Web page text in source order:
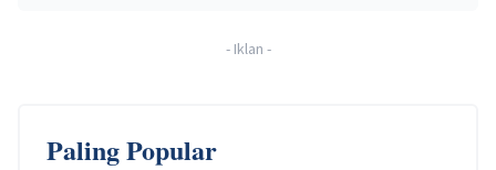
- Iklan -
Paling Popular